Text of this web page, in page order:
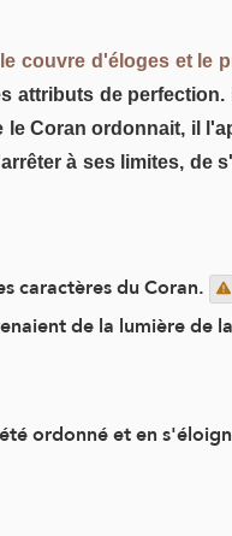
couvre d'éloges et le
attributs de perfection.
le Coran ordonnait, il
à ses limites, de
caractères du Coran.
de la lumière de la
ordonné et en